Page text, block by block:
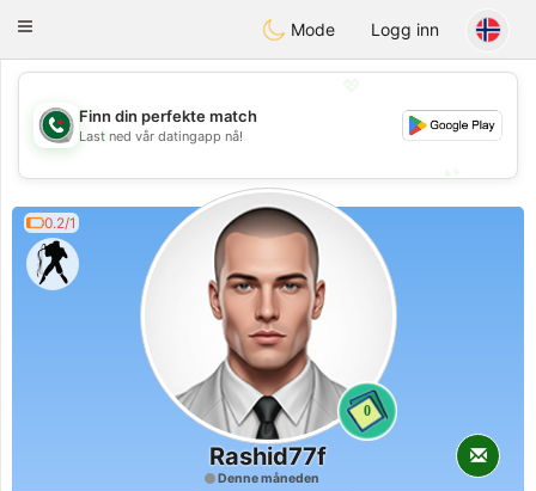
Weshrak
Toggle
Mode Logg inn
💖
💕
Finn din perfekte match
Last ned vår datingapp nå!
0.2/1
0
Rashid77f
Denne måneden